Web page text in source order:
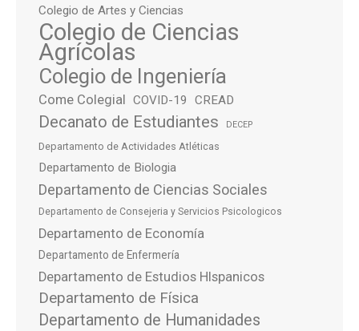
Colegio de Artes y Ciencias
Colegio de Ciencias
Agrícolas
Colegio de Ingeniería
Come Colegial COVID-19 CREAD
Decanato de Estudiantes DECEP
Departamento de Actividades Atléticas
Departamento de Biologia
Departamento de Ciencias Sociales
Departamento de Consejeria y Servicios Psicologicos
Departamento de Economía
Departamento de Enfermería
Departamento de Estudios HIspanicos
Departamento de Física
Departamento de Humanidades